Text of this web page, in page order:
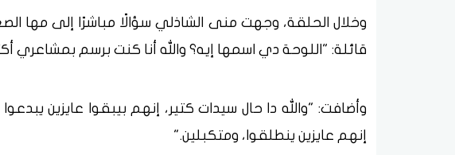
وخلال الحلقة، وجهت منى الشاذلي سؤالًا مباشرًا إلى مها
قائلة: "اللوحة دي اسمها إيه؟ والله أنا كنت برسم بمشاعري
وأضافت: "والله دا حال سيدات كتير، إنهم بيبقوا عايزين
إنهم عايزين ينطلقوا، ومتكبلين."